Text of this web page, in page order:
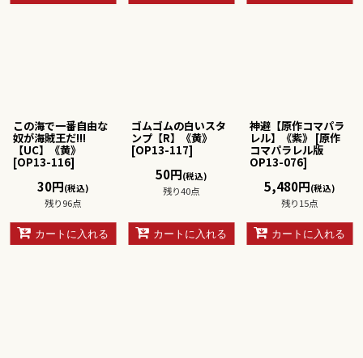
この海で一番自由な
奴が海賊王だ!!!
【UC】《黄》
[OP13-116]
30円(税込)
残り96点
カートに入れる
ゴムゴムの白いスタ
ンプ【R】《黄》
[OP13-117]
50円(税込)
残り40点
カートに入れる
神避【原作コマパラ
レル】《紫》 [原作
コマパラレル版
OP13-076]
5,480円(税込)
残り15点
カートに入れる